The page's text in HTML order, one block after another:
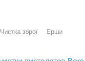
Чистка зброї Ерши